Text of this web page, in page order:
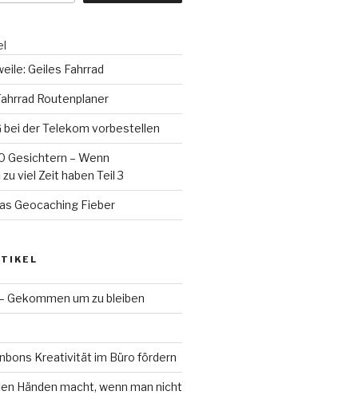
Geiles Fahrrad
Routenplaner
bei der Telekom vorbestellen
Gesichtern – Wenn
viel Zeit haben Teil 3
Geocaching Fieber
Gekommen um zu bleiben
Kreativität im Büro fördern
Händen macht, wenn man nicht